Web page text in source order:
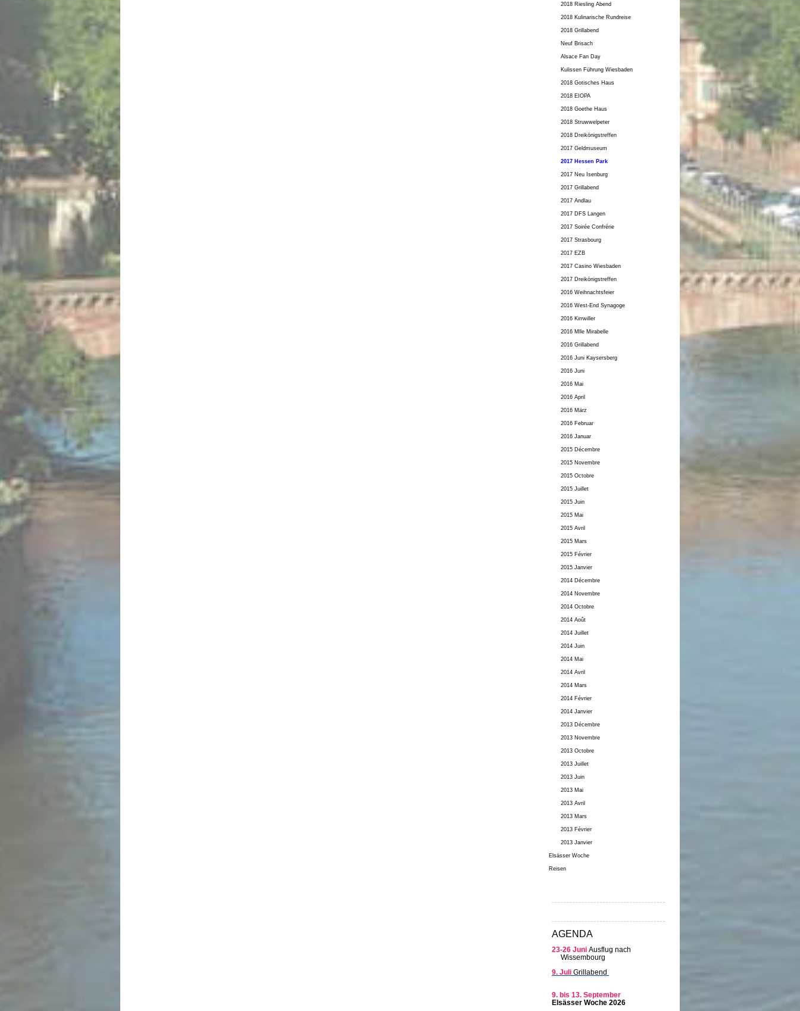
2018 Riesling Abend
2018 Kulinarische Rundreise
2018 Grillabend
Neuf Brisach
Alsace Fan Day
Kulissen Führung Wiesbaden
2018 Gotisches Haus
2018 EIOPA
2018 Goethe Haus
2018 Struwwelpeter
2018 Dreikönigstreffen
2017 Geldmuseum
2017 Hessen Park
2017 Neu Isenburg
2017 Grillabend
2017 Andlau
2017 DFS Langen
2017 Soirée Confrérie
2017 Strasbourg
2017 EZB
2017 Casino Wiesbaden
2017 Dreikönigstreffen
2016 Weihnachtsfeier
2016 West-End Synagoge
2016 Kirrwiller
2016 Mlle Mirabelle
2016 Grillabend
2016 Juni Kaysersberg
2016 Juni
2016 Mai
2016 April
2016 März
2016 Februar
2016 Januar
2015 Décembre
2015 Novembre
2015 Octobre
2015 Juillet
2015 Juin
2015 Mai
2015 Avril
2015 Mars
2015 Février
2015 Janvier
2014 Décembre
2014 Novembre
2014 Octobre
2014 Août
2014 Juillet
2014 Juin
2014 Mai
2014 Avril
2014 Mars
2014 Février
2014 Janvier
2013 Décembre
2013 Novembre
2013 Octobre
2013 Juillet
2013 Juin
2013 Mai
2013 Avril
2013 Mars
2013 Février
2013 Janvier
Elsässer Woche
Reisen
AGENDA
23-26 Juni Ausflug nach
Wissembourg
9. Juli Grillabend
9. bis 13. September
Elsässer Woche 2026